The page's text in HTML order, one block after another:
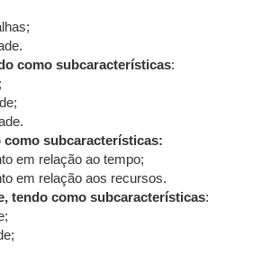
como subcaracterísticas:
como subcaracterísticas:
em relação ao tempo;
em relação aos recursos.
tendo como subcaracterísticas: